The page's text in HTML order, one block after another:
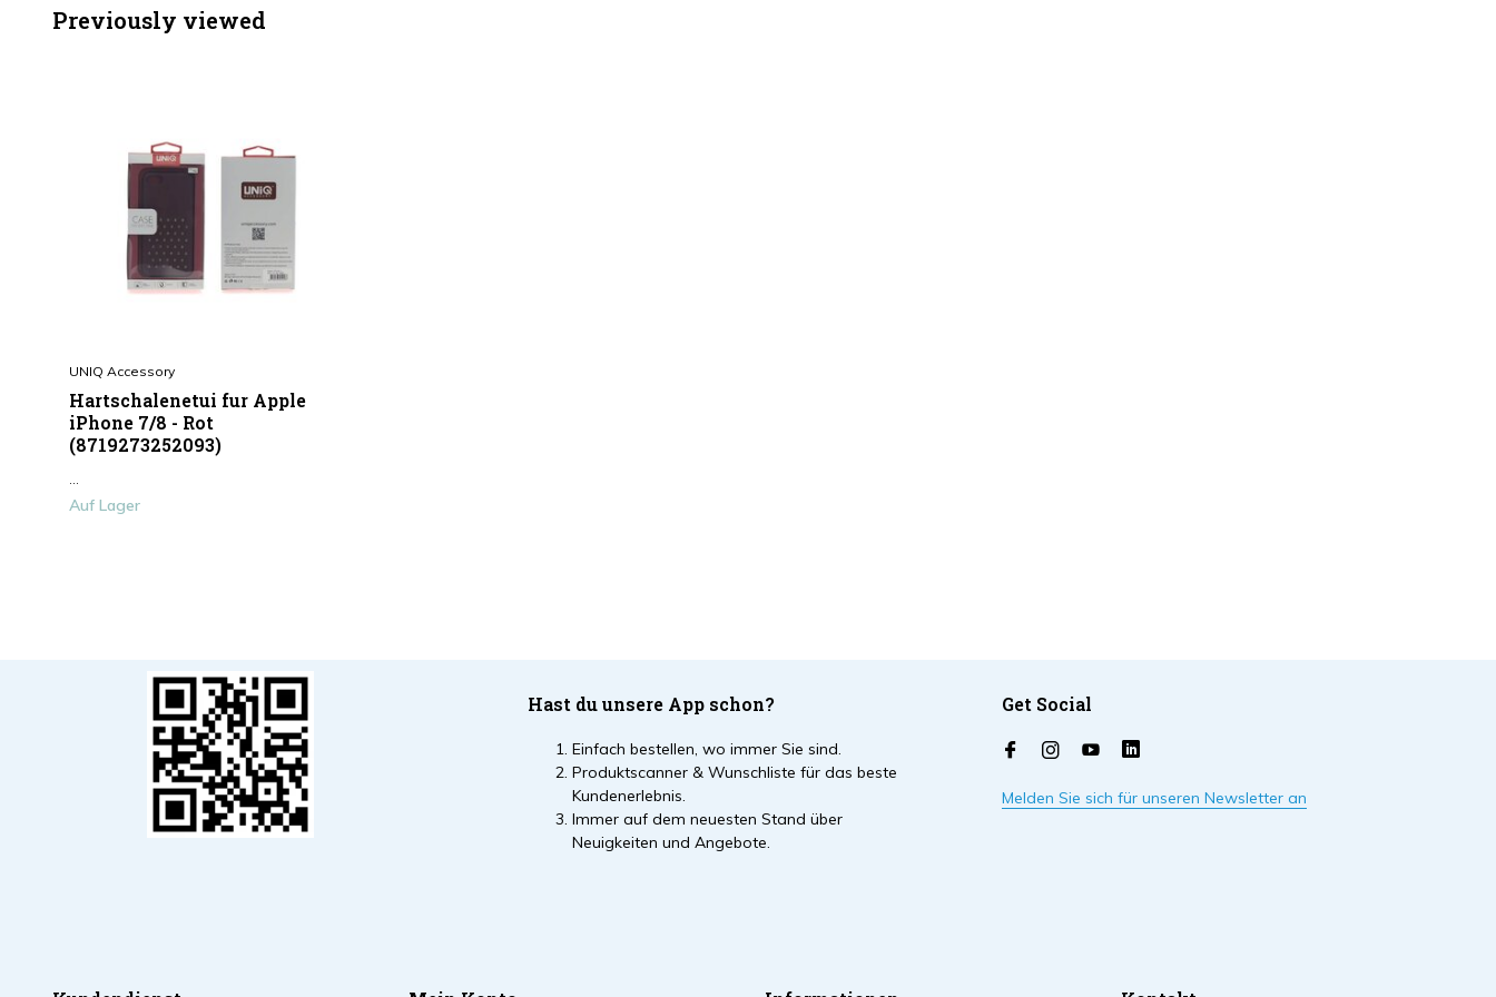
Previously viewed
UNIQ Accessory
Hartschalenetui fur Apple
iPhone 7/8 - Rot
(8719273252093)
Auf Lager
Hast du unsere App schon?
Einfach bestellen, wo immer Sie sind.
Produktscanner & Wunschliste für das beste
Kundenerlebnis.
Immer auf dem neuesten Stand über
Neuigkeiten und Angebote.
Get Social
Melden Sie sich für unseren Newsletter an